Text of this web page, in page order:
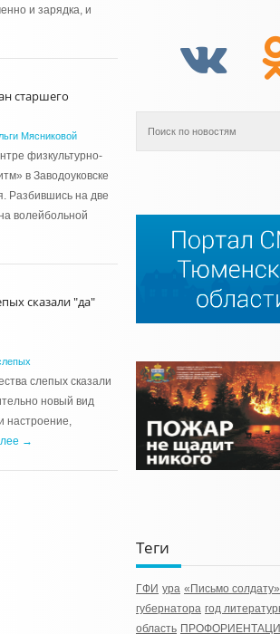
и зарядка, и
старшего
Мясниковой
физкультурно-
в Заводоуковске
Разбившись на две
волейбольной
сказали "да"
слепых сказали
новый вид
настроение,
→
Теги
ГФИ ура «Письмо солдату»
губернатора год
область